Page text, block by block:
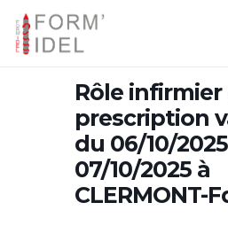
Rôle infirmier
prescription
du 06/10/
07/10/2025 à
CLERMONT-